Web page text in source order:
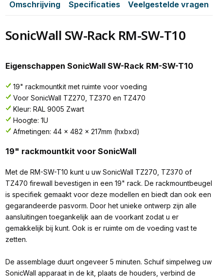
Omschrijving Specificaties Veelgestelde vragen
SonicWall SW-Rack RM-SW-T10
Eigenschappen SonicWall SW-Rack RM-SW-T10
19" rackmountkit met ruimte voor voeding
Voor SonicWall TZ270, TZ370 en TZ470
Kleur: RAL 9005 Zwart
Hoogte: 1U
Afmetingen: 44 x 482 x 217mm (hxbxd)
19" rackmountkit voor SonicWall
Met de RM-SW-T10 kunt u uw SonicWall TZ270, TZ370 of
TZ470 firewall bevestigen in een 19" rack. De rackmountbeugel
is specifiek gemaakt voor deze modellen en biedt dan ook een
gegarandeerde pasvorm. Door het unieke ontwerp zijn alle
aansluitingen toegankelijk aan de voorkant zodat u er
gemakkelijk bij kunt. Ook is er ruimte om de voeding vast te
zetten.
De assemblage duurt ongeveer 5 minuten. Schuif simpelweg uw
SonicWall apparaat in de kit, plaats de houders, verbind de